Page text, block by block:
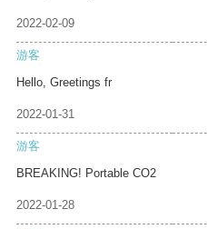
2022-02-09
游客
Hello, Greetings fr
2022-01-31
游客
BREAKING! Portable CO2
2022-01-28